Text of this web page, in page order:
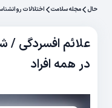
حال مجله سلامت اختلالات
علائم افسردگی /
در همه افراد